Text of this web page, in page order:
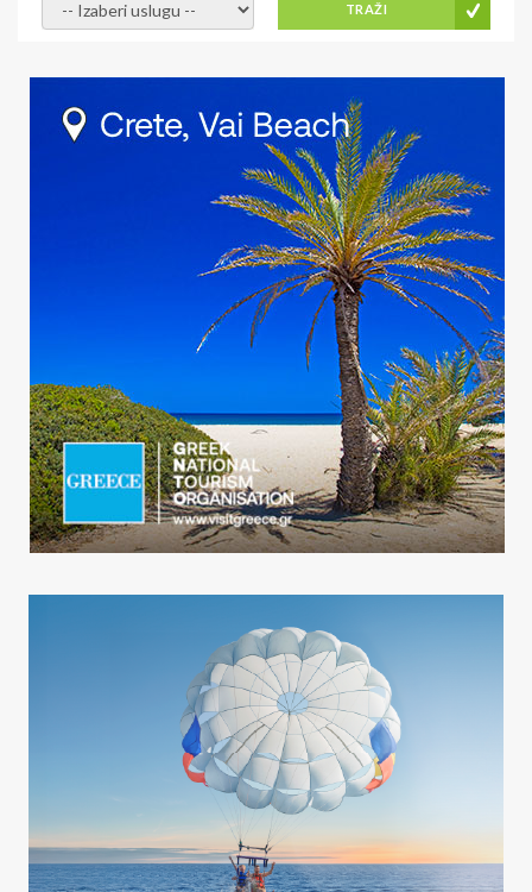
- Izaberite uslugu - TRAŽI